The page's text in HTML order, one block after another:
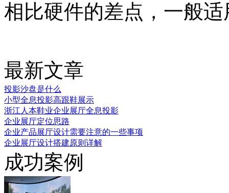
相比硬件的差点，一般
最新文章
投影沙盘是什么
小型全息投影高跟鞋展示
浙江人本鞋业企业展厅全息投影
企业展厅定位思路
企业产品展厅设计需要注意的一些事项
企业展厅设计搭建原则详解
成功案例